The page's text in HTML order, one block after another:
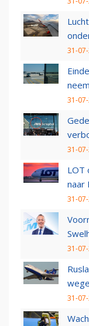
31-
31-
31-
LOT
naar
31-
31-
31-